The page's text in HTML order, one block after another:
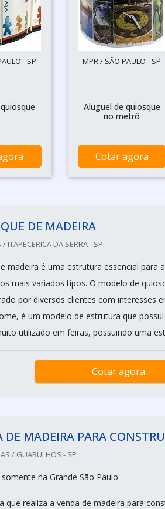
- SP MPR / SÃO PAULO - SP
Aluguel de quiosque
no metrô
Cotar agora
DE MADEIRA
ITAPECERICA DA SERRA - SP
madeira é uma estrutura essencial para
mais variados tipos. O modelo de
por diversos clientes com interesses
é um modelo de estrutura que
utilizado em feiras, possuindo uma
Cotar agora
DE MADEIRA PARA
/ GUARULHOS - SP
na Grande São Paulo
que realiza a venda de madeira para